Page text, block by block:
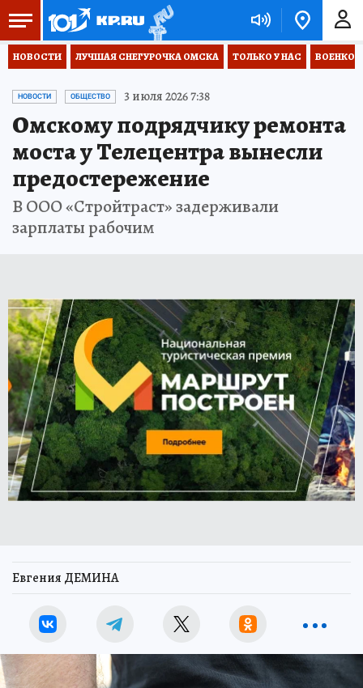
НОВОСТИ ЛУЧШАЯ СНЕГУРОЧКА ОМСКА ТОЛЬКО У НАС
НОВОСТИ ОБЩЕСТВО 3 июля 2026 7:38
Омскому подрядчику ремонта
моста у Телецентра вынесли
предостережение
В ООО «Стройтраст» задерживали
зарплаты рабочим
Евгения ДЕМИНА